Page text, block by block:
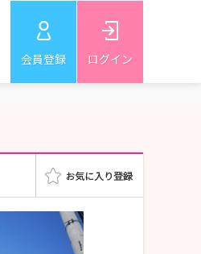
会員登録 ログイン